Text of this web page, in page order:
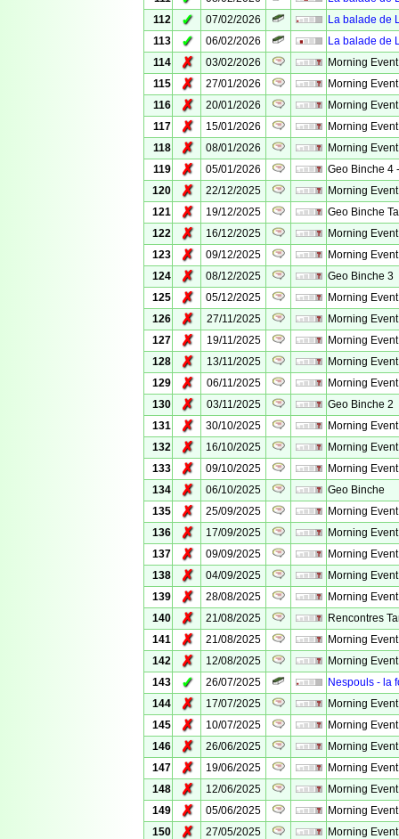
112
✓ 07/02/2026
La balade de
113
✓ 06/02/2026
La balade de
114
✗ 03/02/2026
Morning
115
✗ 27/01/2026
Morning
116
✗ 20/01/2026
Morning
117
✗ 15/01/2026
Morning
118
✗ 08/01/2026
Morning
119
✗ 05/01/2026
Geo Binche 4
120
✗ 22/12/2025
Morning
121
✗ 19/12/2025
Geo Binche
122
✗ 16/12/2025
Morning
123
✗ 09/12/2025
Morning
124
✗ 08/12/2025
Geo Binche 3
125
✗ 05/12/2025
Morning
126
✗ 27/11/2025
Morning
127
✗ 19/11/2025
Morning
128
✗ 13/11/2025
Morning
129
✗ 06/11/2025
Morning
130
✗ 03/11/2025
Geo Binche 2
131
✗ 30/10/2025
Morning
132
✗ 16/10/2025
Morning
133
✗ 09/10/2025
Morning
134
✗ 06/10/2025
Geo Binche
135
✗ 25/09/2025
Morning
136
✗ 17/09/2025
Morning
137
✗ 09/09/2025
Morning
138
✗ 04/09/2025
Morning
139
✗ 28/08/2025
Morning
140
✗ 21/08/2025
Rencontres
141
✗ 21/08/2025
Morning
142
✗ 12/08/2025
Morning
143
✓ 26/07/2025
Nespouls - la
144
✗ 17/07/2025
Morning
145
✗ 10/07/2025
Morning
146
✗ 26/06/2025
Morning
147
✗ 19/06/2025
Morning
148
✗ 12/06/2025
Morning
149
✗ 05/06/2025
Morning
150
✗ 27/05/2025
Morning